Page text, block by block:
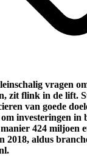
vragen
zit flink in de lift.
van goede
investeringen in
424 miljoen
2018, aldus